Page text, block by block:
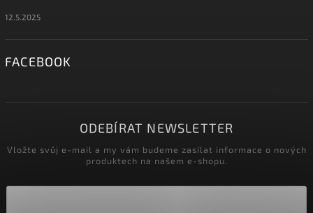
12.5.2025
FACEBOOK
ODEBÍRAT NEWSLETTER
Vložte svůj e-mail a my vám budeme zasílat informace o nových
produktech na našem e-shopu.